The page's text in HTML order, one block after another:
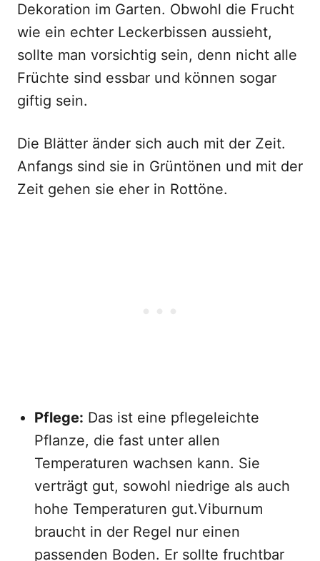
Dekoration im Garten. Obwohl die Frucht
wie ein echter Leckerbissen aussieht,
sollte man vorsichtig sein, denn nicht alle
Früchte sind essbar und können sogar
giftig sein.
Die Blätter änder sich auch mit der Zeit.
Anfangs sind sie in Grüntönen und mit der
Zeit gehen sie eher in Rottöne.
Pflege: Das ist eine pflegeleichte
Pflanze, die fast unter allen
Temperaturen wachsen kann. Sie
verträgt gut, sowohl niedrige als auch
hohe Temperaturen gut.Viburnum
braucht in der Regel nur einen
passenden Boden. Er sollte fruchtbar